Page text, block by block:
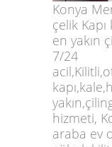
Konya
çelik
en yakın
7/24
hizmeti,
araba ev